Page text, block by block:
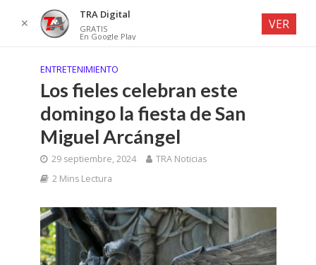
ENTRETENIMIENTO
Los fieles celebran este
domingo la fiesta de San
Miguel Arcángel
29 septiembre, 2024
TRA Noticias
2 Mins Lectura
✕
TRA Digital
GRATIS
En Google Play
VER